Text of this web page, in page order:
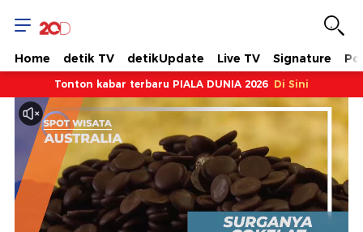
Home detik TV detikUpdate Live TV Signature
Tonton kabar terbaru PIALA DUNIA 2026 Di Sini